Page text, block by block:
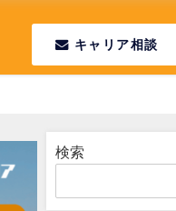
キャリア相談
検索